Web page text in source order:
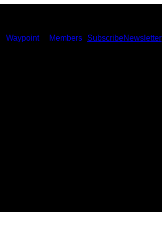
Waypoint Members SubscribeNewsletter